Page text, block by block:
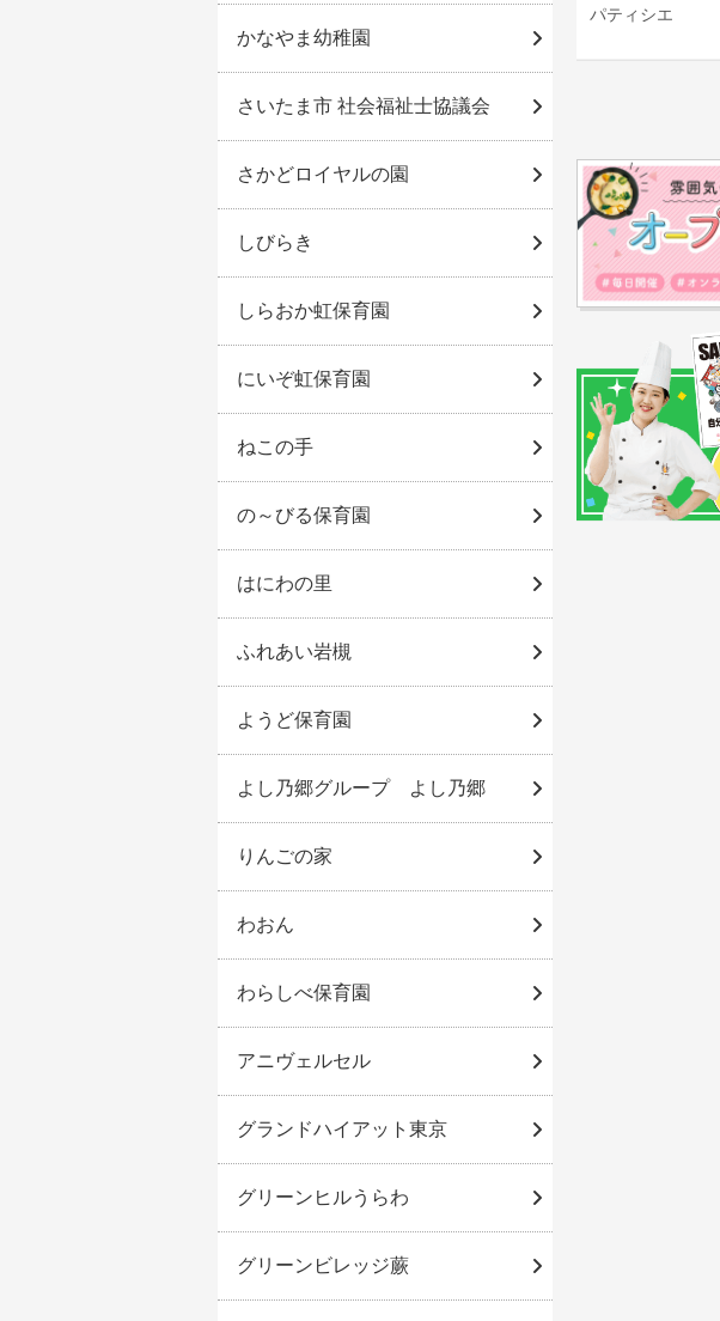
パティシエ
かなやま幼稚園
さいたま市 社会福祉士協議会
さかどロイヤルの園
しびらき
しらおか虹保育園
にいぞ虹保育園
ねこの手
の～びる保育園
はにわの里
ふれあい岩槻
ようど保育園
よし乃郷グループ よし乃郷
りんごの家
わおん
わらしべ保育園
アニヴェルセル
グランドハイアット東京
グリーンヒルうらわ
グリーンビレッジ蕨